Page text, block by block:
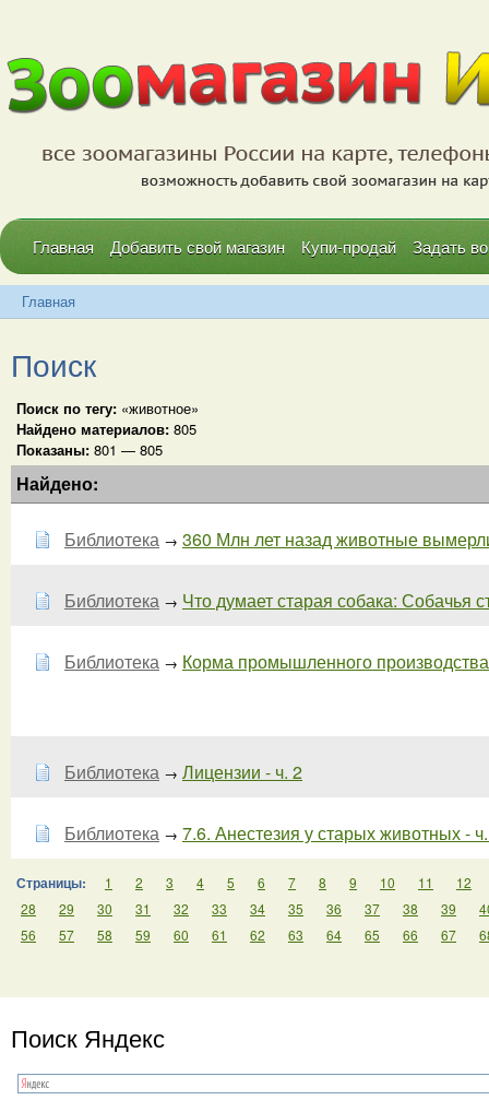
Главная Добавить свой магазин Купи-продай Задать
Главная
Поиск
Поиск по тегу: «животное»
Найдено материалов: 805
Показаны: 801 — 805
Найдено:
Библиотека → 360 Млн лет назад животные
Библиотека → Что думает старая собака: Собачья
Библиотека → Корма промышленного
Библиотека → Лицензии - ч. 2
Библиотека → 7.6. Анестезия у старых животных -
Страницы: 1 2 3 4 5 6 7 8 9 10 11
12
28
29 30 31 32 33 34 35 36 37 38 39
56
57 58 59 60 61 62 63 64 65 66 67
Поиск Яндекс